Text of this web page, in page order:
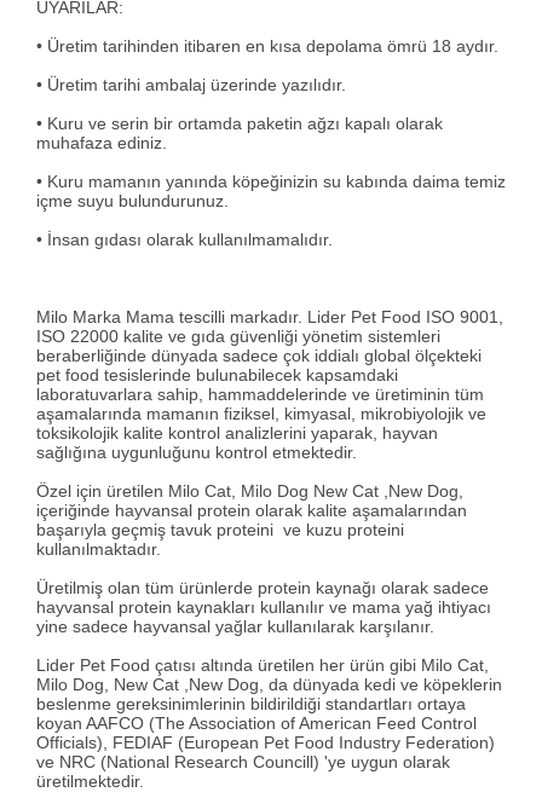
UYARILAR:
• Üretim tarihinden itibaren en kısa depolama ömrü 18 aydır.
• Üretim tarihi ambalaj üzerinde yazılıdır.
• Kuru ve serin bir ortamda paketin ağzı kapalı olarak
muhafaza ediniz.
• Kuru mamanın yanında köpeğinizin su kabında daima temiz
içme suyu bulundurunuz.
• İnsan gıdası olarak kullanılmamalıdır.
Milo Marka Mama tescilli markadır. Lider Pet Food ISO 9001,
ISO 22000 kalite ve gıda güvenliği yönetim sistemleri
beraberliğinde dünyada sadece çok iddialı global ölçekteki
pet food tesislerinde bulunabilecek kapsamdaki
laboratuvarlara sahip, hammaddelerinde ve üretiminin tüm
aşamalarında mamanın fiziksel, kimyasal, mikrobiyolojik ve
toksikolojik kalite kontrol analizlerini yaparak, hayvan
sağlığına uygunluğunu kontrol etmektedir.
Özel için üretilen Milo Cat, Milo Dog New Cat ,New Dog,
içeriğinde hayvansal protein olarak kalite aşamalarından
başarıyla geçmiş tavuk proteini ve kuzu proteini
kullanılmaktadır.
Üretilmiş olan tüm ürünlerde protein kaynağı olarak sadece
hayvansal protein kaynakları kullanılır ve mama yağ ihtiyacı
yine sadece hayvansal yağlar kullanılarak karşılanır.
Lider Pet Food çatısı altında üretilen her ürün gibi Milo Cat,
Milo Dog, New Cat ,New Dog, da dünyada kedi ve köpeklerin
beslenme gereksinimlerinin bildirildiği standartları ortaya
koyan AAFCO (The Association of American Feed Control
Officials), FEDIAF (European Pet Food Industry Federation)
ve NRC (National Research Councill) 'ye uygun olarak
üretilmektedir.